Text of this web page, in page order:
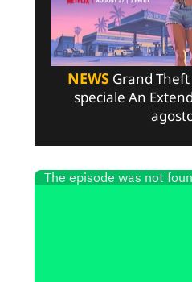
NEWS Grand
speciale An